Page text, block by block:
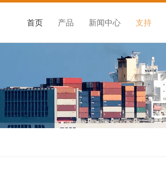
首页 产品 新闻中心 支持